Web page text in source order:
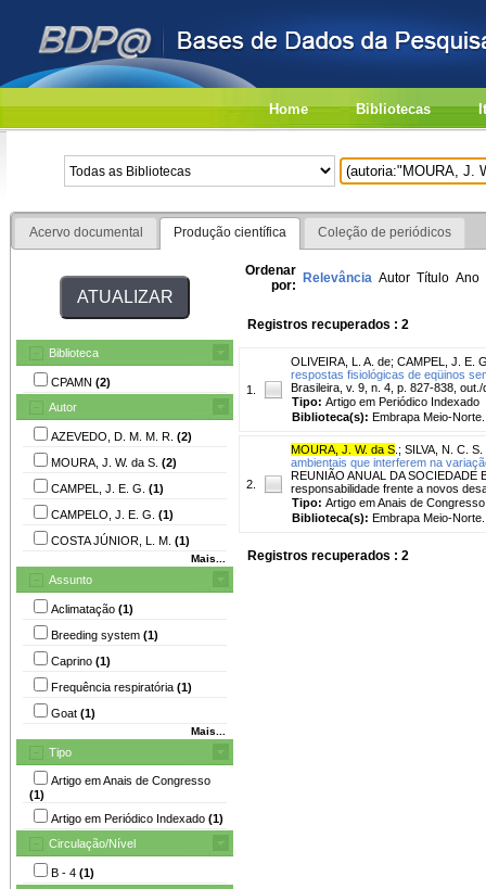
Home Bibliotecas
Acervo documental Produção científica Coleção de periódicos
Biblioteca
CPAMN (2)
Autor
AZEVEDO, D. M. M. R. (2)
MOURA, J. W. da S. (2)
CAMPEL, J. E. G. (1)
CAMPELO, J. E. G. (1)
COSTA JÚNIOR, L. M. (1)
Mais...
Assunto
Aclimatação (1)
Breeding system (1)
Caprino (1)
Frequência respiratória (1)
Goat (1)
Mais...
Tipo
Artigo em Anais de Congresso
(1)
Artigo em Periódico Indexado (1)
Circulação/Nível
B - 4 (1)
Ordenar
por: Relevância Autor Título Ano
Registros recuperados : 2
1.
OLIVEIRA, L. A. de; CAMPEL, J. E.
respostas fisiológicas de eqüinos
Brasileira, v. 9, n. 4, p. 827-838,
Tipo: Artigo em Periódico Indexado
Biblioteca(s): Embrapa Meio-Norte.
2.
MOURA, J. W. da S ; SILVA, N. C. S.
ambientais que interferem na
REUNIÃO ANUAL DA SOCIEDADE
responsabilidade frente a novos
Tipo: Artigo em Anais de Congresso
Biblioteca(s): Embrapa Meio-Norte.
Registros recuperados : 2